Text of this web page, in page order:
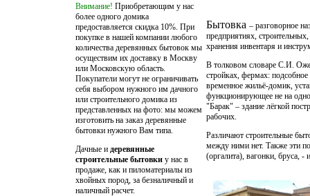
Внимание! Приобретающим у нас
более одного домика
предоставляется скидка 10%. При
покупке в нашей компании любого
количества деревянных бытовок мы
осуществим их доставку в Москву
или Московскую область.
Покупатели могут не ограничивать
себя выбором нужного им дачного
или строительного домика из
представленных на фото: мы можем
изготовить на заказ деревянные
бытовки нужного Вам типа.
Дачные и деревянные
строительные бытовки у нас в
продаже, как и пиломатериалы из
хвойных пород, за безналичный и
наличный расчет.
Бытовка – разговорное
предприятиях,
хранения инвентаря и
В толковом словаре С.И.
стройках, фермах:
временное жильё-домик,
функционирующее не на
"Барак" – здание лёгкой
рабочих.
Различают строительные
между ними нет. Также эти
(оргалита), вагонки, бруса, -